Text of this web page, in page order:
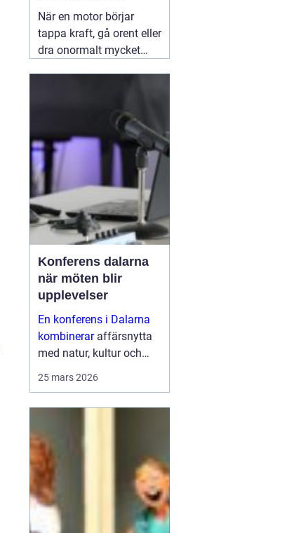
När en motor börjar
tappa kraft, gå orent eller
dra onormalt mycket
gör att motorn inte
längre arbetar tätt och
effektivt. Genom
professionella
30 juni
Konferens dalarna
när möten blir
upplevelser
En konferens i Dalarna
kombineraraffärsnytta
med natur, kultur och
fokus, sammanhållning
och ny energ...
25 mars 2026